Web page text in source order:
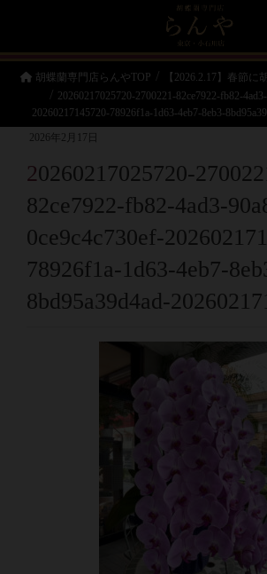
胡蝶蘭専門店らんやTOP
【2026.2.17】春節
20260217025720-2700221-82ce7922-fb82-
20260217145720-78926f1a-1d63-4eb7-8eb3-
2026年2月17日
20260217025720-2700221-
82ce7922-fb82-4ad3-
0ce9c4c730ef-
78926f1a-1d63-4eb7-
8bd95a39d4ad-